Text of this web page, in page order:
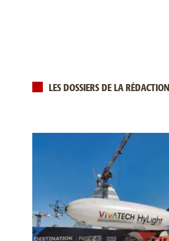
LES DOSSIERS DE LA RÉDACTION